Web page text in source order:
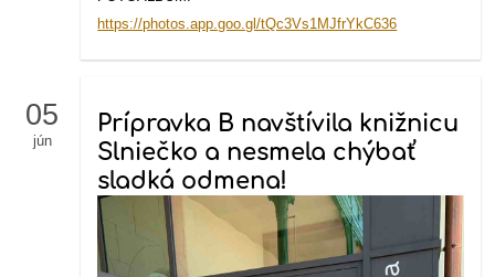
https://photos.app.goo.gl/tQc3Vs1MJfrYkC636
05
jún
Prípravka B navštívila knižnicu
Slniečko a nesmela chýbať
sladká odmena!